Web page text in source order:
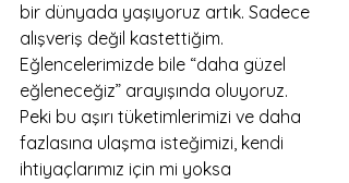
bir dünyada yaşıyoruz artık. Sadece
alışveriş değil kastettiğim.
Eğlencelerimizde bile “daha güzel
eğleneceğiz” arayışında oluyoruz.
Peki bu aşırı tüketimlerimizi ve daha
fazlasına ulaşma isteğimizi, kendi
ihtiyaçlarımız için mi yoksa